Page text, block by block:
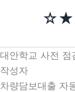
로
건
너
☆★
대안학교 사전
작성자
차량담보대출 자